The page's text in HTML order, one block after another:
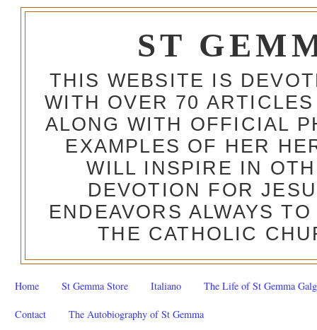
ST
THIS WEBSITE IS
WITH OVER 70
ALONG WITH OFFICIAL
EXAMPLES OF HER
WILL INSPIRE IN
DEVOTION FOR
ENDEAVORS ALWAYS
THE CATHOLIC
Home St Gemma Store Italiano The Life of St Gemma
Contact The Autobiography of St Gemma